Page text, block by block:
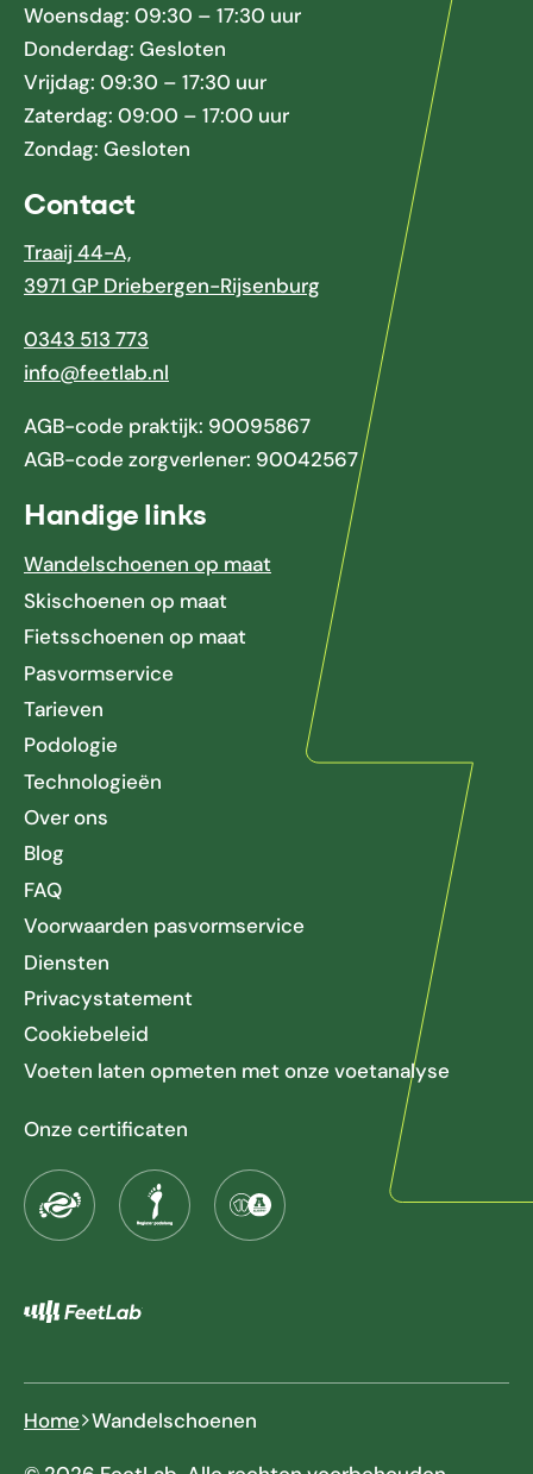
Woensdag: 09:30 – 17:30 uur
Donderdag: Gesloten
Vrijdag: 09:30 – 17:30 uur
Zaterdag: 09:00 – 17:00 uur
Zondag: Gesloten
Contact
Traaij 44-A,
3971 GP Driebergen-Rijsenburg
0343 513 773
info@feetlab.nl
AGB-code praktijk: 90095867
AGB-code zorgverlener: 90042567
Handige links
Wandelschoenen op maat
Skischoenen op maat
Fietsschoenen op maat
Pasvormservice
Tarieven
Podologie
Technologieën
Over ons
Blog
FAQ
Voorwaarden pasvormservice
Diensten
Privacystatement
Cookiebeleid
Voeten laten opmeten met onze voetanalyse
Onze certificaten
Home Wandelschoenen